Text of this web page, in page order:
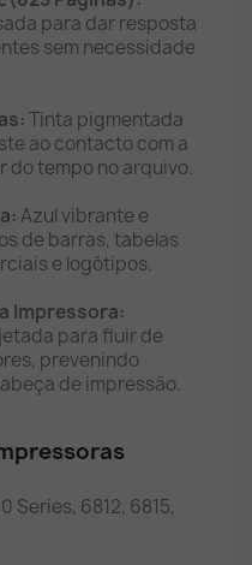
para dar resposta
sem necessidade
Tinta pigmentada
ao contacto com a
do tempo no arquivo.
Azul vibrante e
de barras, tabelas
e logótipos.
Impressora:
para fluir de
prevenindo
de impressão.
Series, 6812, 6815,